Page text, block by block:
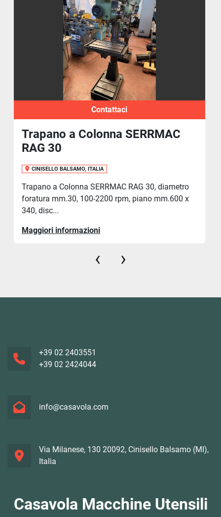
Contattaci
Trapano a Colonna SERRMAC
RAG 30
CINISELLO BALSAMO, ITALIA
Trapano a Colonna SERRMAC RAG 30, diametro
foratura mm.30, 100-2200 rpm, piano mm.600 x
340, disc...
Maggiori informazioni
‹ ›
+39 02 2403551
+39 02 2424044
info@casavola.com
Via Milanese, 130 20092, Cinisello Balsamo (MI),
Italia
Casavola Macchine Utensili